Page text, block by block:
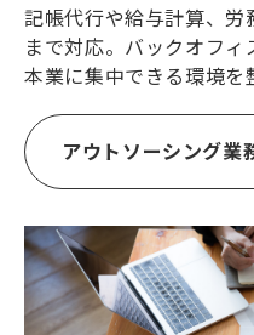
記帳代行や給与計算、
まで対応。バックオフ
本業に集中できる環境を
アウトソーシング業